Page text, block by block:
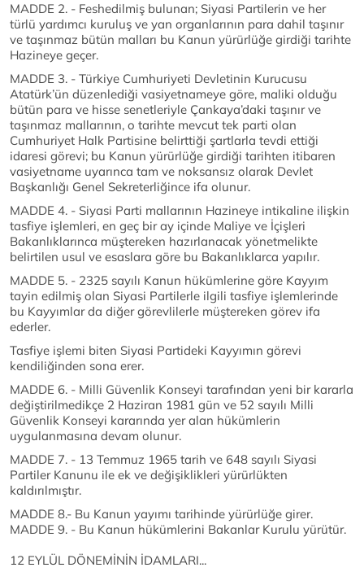
MADDE 2. - Feshedilmiş bulunan; Siyasi Partilerin ve her
türlü yardımcı kuruluş ve yan organlarının para dahil taşınır
ve taşınmaz bütün malları bu Kanun yürürlüğe girdiği tarihte
Hazineye geçer.
MADDE 3. - Türkiye Cumhuriyeti Devletinin Kurucusu
Atatürk’ün düzenlediği vasiyetnameye göre, maliki olduğu
bütün para ve hisse senetleriyle Çankaya’daki taşınır ve
taşınmaz mallarının, o tarihte mevcut tek parti olan
Cumhuriyet Halk Partisine belirttiği şartlarla tevdi ettiği
idaresi görevi; bu Kanun yürürlüğe girdiği tarihten itibaren
vasiyetname uyarınca tam ve noksansız olarak Devlet
Başkanlığı Genel Sekreterliğince ifa olunur.
MADDE 4. - Siyasi Parti mallarının Hazineye intikaline ilişkin
tasfiye işlemleri, en geç bir ay içinde Maliye ve İçişleri
Bakanlıklarınca müştereken hazırlanacak yönetmelikte
belirtilen usul ve esaslara göre bu Bakanlıklarca yapılır.
MADDE 5. - 2325 sayılı Kanun hükümlerine göre Kayyım
tayin edilmiş olan Siyasi Partilerle ilgili tasfiye işlemlerinde
bu Kayyımlar da diğer görevlilerle müştereken görev ifa
ederler.
Tasfiye işlemi biten Siyasi Partideki Kayyımın görevi
kendiliğinden sona erer.
MADDE 6. - Milli Güvenlik Konseyi tarafından yeni bir kararla
değiştirilmedikçe 2 Haziran 1981 gün ve 52 sayılı Milli
Güvenlik Konseyi kararında yer alan hükümlerin
uygulanmasına devam olunur.
MADDE 7. - 13 Temmuz 1965 tarih ve 648 sayılı Siyasi
Partiler Kanunu ile ek ve değişiklikleri yürürlükten
kaldırılmıştır.
MADDE 8.- Bu Kanun yayımı tarihinde yürürlüğe girer.
MADDE 9. - Bu Kanun hükümlerini Bakanlar Kurulu yürütür.
12 EYLÜL DÖNEMİNİN İDAMLARI...